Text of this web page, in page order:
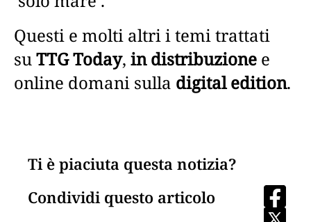
Questi e molti altri i temi trattati
suTTG Today, in distribuzione e
online domani sulla digital edition.
Ti è piaciuta questa notizia?
Condividi questo articolo